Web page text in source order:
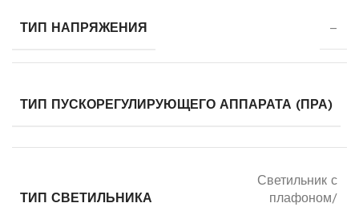
ТИП НАПРЯЖЕНИЯ –
ТИП ПУСКОРЕГУЛИРУЮЩЕГО АППАРАТА (ПРА)
ТИП СВЕТИЛЬНИКА
Светильник с
плафоном/